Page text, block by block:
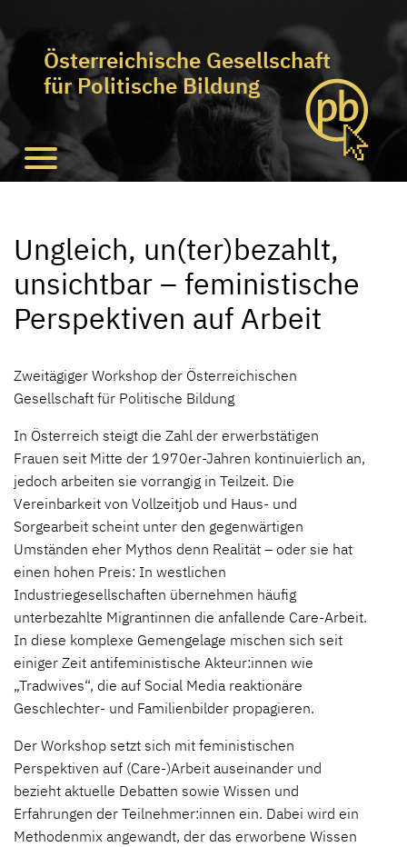
Österreichische Gesellschaft
für Politische Bildung
Ungleich, un(ter)bezahlt,
unsichtbar – feministische
Perspektiven auf Arbeit
Zweitägiger Workshop der Österreichischen
Gesellschaft für Politische Bildung
In Österreich steigt die Zahl der erwerbstätigen
Frauen seit Mitte der 1970er-Jahren kontinuierlich an,
jedoch arbeiten sie vorrangig in Teilzeit. Die
Vereinbarkeit von Vollzeitjob und Haus- und
Sorgearbeit scheint unter den gegenwärtigen
Umständen eher Mythos denn Realität – oder sie hat
einen hohen Preis: In westlichen
Industriegesellschaften übernehmen häufig
unterbezahlte Migrantinnen die anfallende Care-Arbeit.
In diese komplexe Gemengelage mischen sich seit
einiger Zeit antifeministische Akteur:innen wie
„Tradwives“, die auf Social Media reaktionäre
Geschlechter- und Familienbilder propagieren.
Der Workshop setzt sich mit feministischen
Perspektiven auf (Care-)Arbeit auseinander und
bezieht aktuelle Debatten sowie Wissen und
Erfahrungen der Teilnehmer:innen ein. Dabei wird ein
Methodenmix angewandt, der das erworbene Wissen